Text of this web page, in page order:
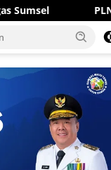
Hadir di GIIAS